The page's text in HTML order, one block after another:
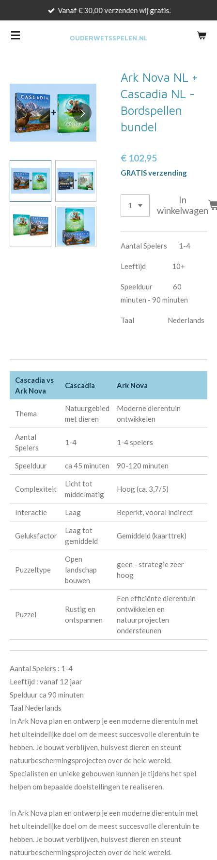
naar
OUDERWETSSPELEN.NL
Vanaf € 30,00 verzenden wij gratis.
Ark Nova NL +
Cascadia NL -
Bordspellen
bundel
€ 102,95
GRATIS verzending
In
winkelwagen
Aantal Spelers 1-4
Leeftijd 10+
Speelduur 60
minuten - 90 minuten
Taal Nederlands
Cascadia vs
Ark Nova
Cascadia Ark Nova
Thema
Natuurgebied
met dieren
Moderne dierentuin
ontwikkelen
Aantal
Spelers
1-4 1-4 spelers
Speelduur ca 45 minuten 90-120 minuten
Complexiteit
Licht tot
middelmatig
Hoog (ca. 3,7/5)
Interactie Laag Beperkt, vooral indirect
Geluksfactor
Laag tot
gemiddeld
Gemiddeld (kaarttrek)
Puzzeltype
Open
landschap
bouwen
geen - strategie zeer
hoog
Puzzel
Rustig en
ontspannen
Een efficiënte dierentuin
ontwikkelen en
natuurprojecten
ondersteunen
Aantal Spelers : 1-4
Leeftijd : vanaf 12 jaar
Spelduur ca 90 minuten
Taal Nederlands
In Ark Nova plan en ontwerp je een moderne dierentuin met
het uiteindelijke doel om de meest succesvolle dierentuin te
hebben. Je bouwt verblijven, huisvest dieren en steunt
natuurbeschermingsprojecten over de hele wereld.
Specialisten en unieke gebouwen kunnen je tijdens het spel
helpen om bepaalde doelstellingen te realiseren.
In Ark Nova plan en ontwerp je een moderne dierentuin met
het uiteindelijke doel om de meest succesvolle dierentuin te
hebben. Je bouwt verblijven, huisvest dieren en steunt
natuurbeschermingsprojecten over de hele wereld.